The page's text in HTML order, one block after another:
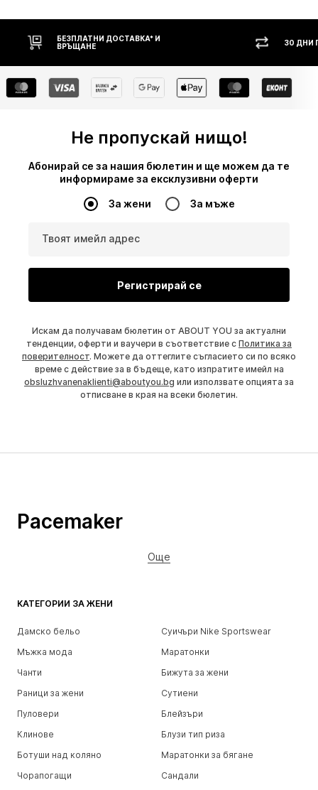
30 ДНИ ПРАВО НА ВРЪЩАНЕ
Не пропускай нищо!
Абонирай се за нашия бюлетин и ще можем да те
информираме за ексклузивни оферти
За жени За мъже
Твоят имейл адрес
Регистрирай се
Искам да получавам бюлетин от ABOUT YOU за актуални
тенденции, оферти и ваучери в съответствие с Политика за
поверителност. Можете да оттеглите съгласието си по всяко
време с действие за в бъдеще, като изпратите имейл на
obsluzhvanenaklienti@aboutyou.bg или използвате опцията за
отписване в края на всеки бюлетин.
КАТЕГОРИИ ЗА ЖЕНИ
Дамско бельо
Суичъри Nike Sportswear
Мъжка мода
Маратонки
Чанти
Бижута за жени
Раници за жени
Сутиени
Пуловери
Блейзъри
Клинове
Блузи тип риза
Ботуши над коляно
Маратонки за бягане
Чорапогащи
Сандали
Pacemaker
Още